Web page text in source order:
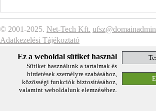
© 2001-2025. Net-Tech Kft.
Adatkezelési Tájékoztató
Ez a weboldal sütiket használ
Sütiket használunk a tartalmak és
hirdetések személyre szabásához,
közösségi funkciók biztosításához,
valamint weboldalunk elemzéséhez.